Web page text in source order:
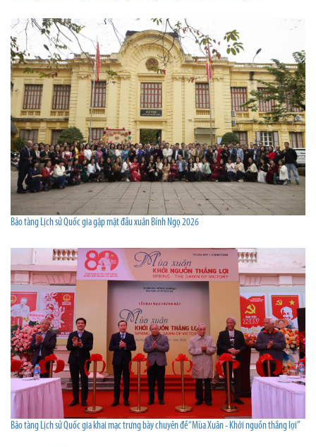
Bảo tàng Lịch sử Quốc gia gặp mặt đầu xuân Bính Ngọ 2026
Bảo tàng Lịch sử Quốc gia khai mạc trưng bày chuyên đề “Mùa Xuân - Khởi nguồn thắng lợi”